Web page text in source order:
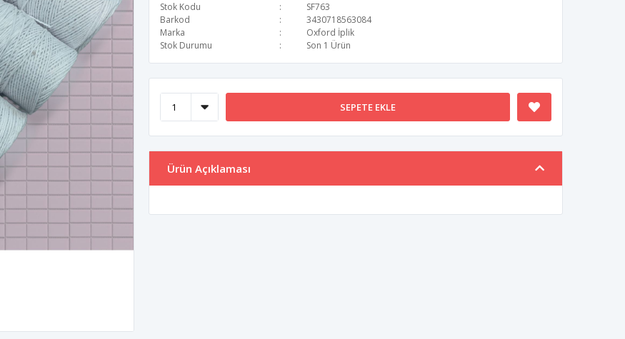
Stok Kodu
SF763
Barkod
3430718563084
Marka
Oxford İplik
Stok Durumu
Son 1 Ürün
SEPETE EKLE
Ürün Açıklaması